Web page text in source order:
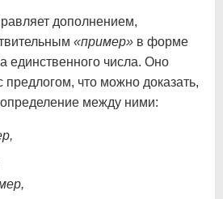
дополнением,
«пример» в форме
единственного числа. Оно
предлогом, что можно доказать,
между ними: